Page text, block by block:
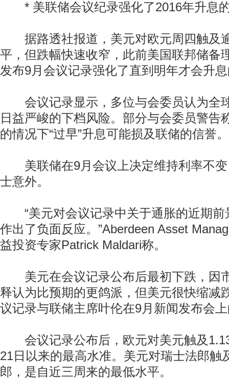
* 美联储会议纪录强化了2016年升息
据路透社报道，美元对欧元周四触及
平，但跌幅快速收窄，此前美国联邦储备
发布9月会议记录强化了直到明年才会升
会议记录显示，多位与会委员认为全
日益严峻的下档风险。部分与会委员警告
的情况下“过早”升息可能损及联储的信誉。
美联储在9月会议上决定维持利率不变
士意外。
“美元对会议记录中关于通胀的近期前
作出了负面反应。”Aberdeen Asset
益投资专家Patrick Maldari称。
美元在会议记录公布后最初下跌，因
释认为比预期的更鸽派，但美元很快缩减
议记录与联储主席叶伦在9月新闻发布会
会议记录公布后，欧元对美元触及
21日以来的最高水准。美元对瑞士法郎触
郎，是自近三周来的最低水平。